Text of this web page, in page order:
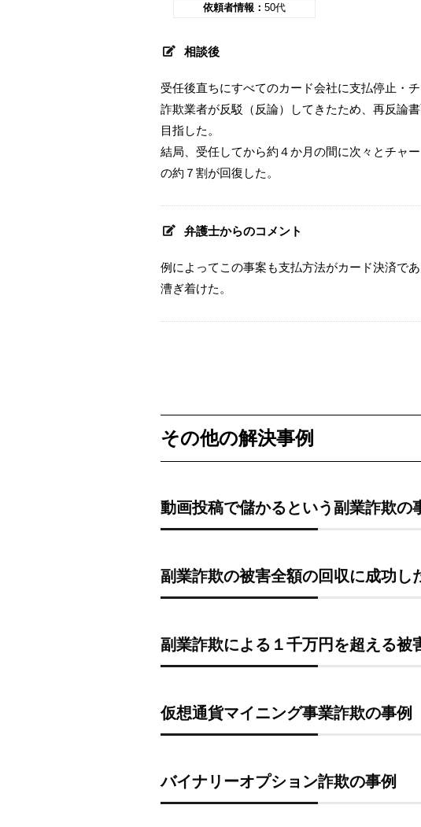
依頼者情報： 50代
相談後
受任後直ちにすべてのカード会社に支払停止・
詐欺業者が反駁（反論）してきたため、再反論
目指した。
結局、受任してから約４か月の間に次々とチャ
の約７割が回復した。
弁護士からのコメント
例によってこの事案も支払方法がカード決済で
漕ぎ着けた。
その他の解決事例
動画投稿で儲かるという副業詐欺の
副業詐欺の被害全額の回収に成功し
副業詐欺による１千万円を超える被
仮想通貨マイニング事業詐欺の事例
バイナリーオプション詐欺の事例